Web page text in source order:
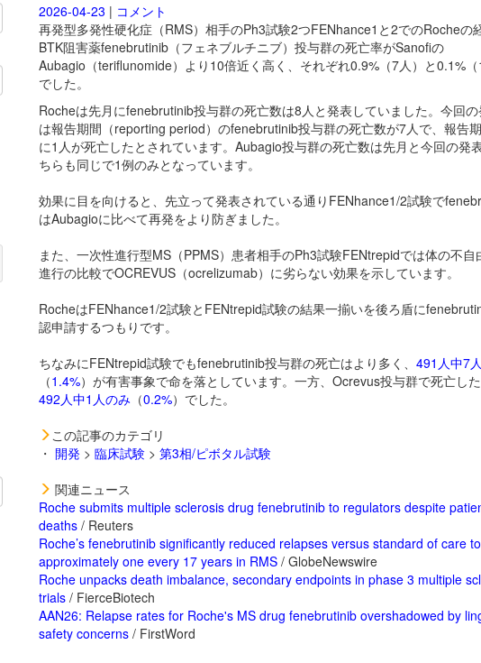
2026-04-23 | コメント
再発型多発性硬化症（RMS）相手のPh3試験2つFENhance1と2でのRocheの
BTK阻害薬fenebrutinib（フェネブルチニブ）投与群の死亡率がSanofiの
Aubagio（teriflunomide）より10倍近く高く、それぞれ0.9%（7人）と0.1%
でした。
Rocheは先月にfenebrutinib投与群の死亡数は8人と発表していました。今回
は報告期間（reporting period）のfenebrutinib投与群の死亡数が7人で、報告
に1人が死亡したとされています。 Aubagio投与群の死亡数は先月と今回の発
ちらも同じで1例のみとなっています。
効果に目を向けると、先立って発表されている通りFENhance1/2試験で
はAubagioに比べて再発をより防ぎました。
また、一次性進行型MS（PPMS）患者相手のPh3試験FENtrepidでは体の不自
進行の比較でOCREVUS（ocrelizumab）に劣らない効果を示しています。
RocheはFENhance1/2試験とFENtrepid試験の結果一揃いを後ろ盾に
認申請するつもりです。
ちなみにFENtrepid試験でもfenebrutinib投与群の死亡はより多く、 491人中7
（1.4%）が有害事象で命を落としています。一方、 Ocrevus投与群で死亡し
492人中1人のみ（0.2%）でした。
この記事のカテゴリ
・ 開発 > 臨床試験> 第3相/ピボタル試験
関連ニュース
Roche submits multiple sclerosis drug fenebrutinib to regulators despite
deaths/ Reuters
Roche’s fenebrutinib significantly reduced relapses versus standard of care to
approximately one every 17 years in RMS/ GlobeNewswire
Roche unpacks death imbalance, secondary endpoints in phase 3 multiple
trials/ FierceBiotech
AAN26: Relapse rates for Roche's MS drug fenebrutinib overshadowed by
safety concerns/ FirstWord